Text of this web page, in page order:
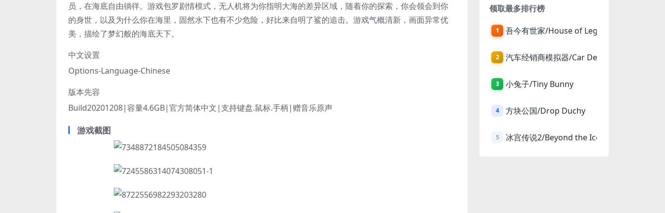
员，在海底自由徜徉。游戏包罗剧情模式，无人机将为你指明大海的差异区域，随着你的探索，你会领会到你
的身世，以及为什么你在海里，固然水下也有不少危险，好比来自明了鲨的追击。游戏气概清新，画面异常优
美，描绘了梦幻般的海底天下。
中文设置
Options-Language-Chinese
版本先容
Build20201208|容量4.6GB|官方简体中文|支持键盘.鼠标.手柄|赠音乐原声
游戏截图
领取最多排行榜
1 吾今有世家/House of Legacy
2 汽车经销商模拟器/Car Dealer Simulator
3 小兔子/Tiny Bunny
4 方块公国/Drop Duchy
5 冰宫传说2/Beyond the Ice Palace 2